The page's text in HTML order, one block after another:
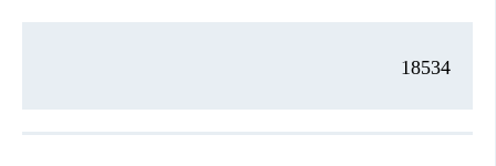
18534